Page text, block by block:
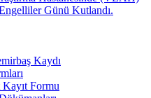
Günü Kutlandı.
Kaydı
Formu